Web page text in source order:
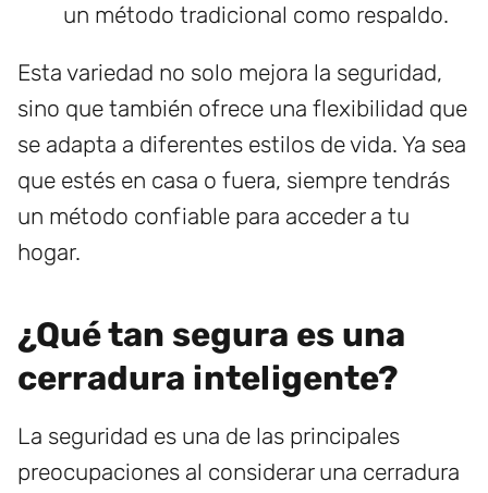
un método tradicional como respaldo.
Esta variedad no solo mejora la seguridad,
sino que también ofrece una flexibilidad que
se adapta a diferentes estilos de vida. Ya sea
que estés en casa o fuera, siempre tendrás
un método confiable para acceder a tu
hogar.
¿Qué tan segura es una
cerradura inteligente?
La seguridad es una de las principales
preocupaciones al considerar una cerradura